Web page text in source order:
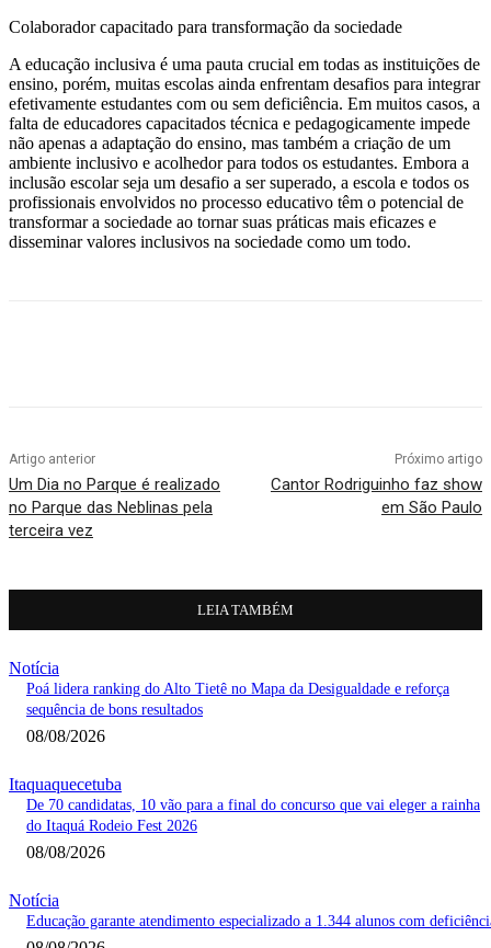
Colaborador capacitado para transformação da sociedade
A educação inclusiva é uma pauta crucial em todas as instituições de
ensino, porém, muitas escolas ainda enfrentam desafios para integrar
efetivamente estudantes com ou sem deficiência. Em muitos casos, a
falta de educadores capacitados técnica e pedagogicamente impede
não apenas a adaptação do ensino, mas também a criação de um
ambiente inclusivo e acolhedor para todos os estudantes. Embora a
inclusão escolar seja um desafio a ser superado, a escola e todos os
profissionais envolvidos no processo educativo têm o potencial de
transformar a sociedade ao tornar suas práticas mais eficazes e
disseminar valores inclusivos na sociedade como um todo.
Artigo anterior
Um Dia no Parque é realizado
no Parque das Neblinas pela
terceira vez
Próximo artigo
Cantor Rodriguinho faz show
em São Paulo
LEIA TAMBÉM
Notícia
Poá lidera ranking do Alto Tietê no Mapa da Desigualdade e reforça
sequência de bons resultados
08/08/2026
Itaquaquecetuba
De 70 candidatas, 10 vão para a final do concurso que vai eleger a rainha
do Itaquá Rodeio Fest 2026
08/08/2026
Notícia
Educação garante atendimento especializado a 1.344 alunos com